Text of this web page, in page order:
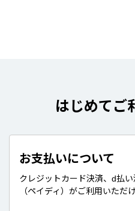
はじめてご
お支払いについて
クレジットカード決済、d払
（ペイディ）がご利用いただけ